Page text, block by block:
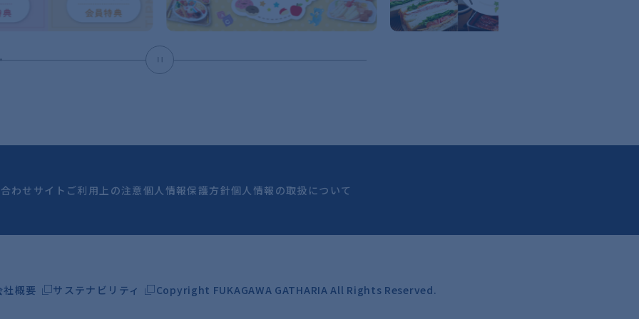
わせ サイトご利用上の注意個人情報保護方針個人情報の取扱について
社概要 サステナビリティ Copyright FUKAGAWA GATHARIA All Rights Reserved.